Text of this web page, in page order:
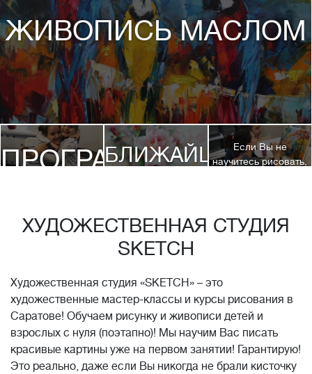
ЖИВОПИСЬ МАСЛОМ
ПРОГРАММЫ
БЛИЖАЙШИЕЕсли Вы не
научитесь рисовать,
стоимость обучения!*
ХУДОЖЕСТВЕННАЯ СТУДИЯ
SKETCH
Художественная студия «SKETCH» – это
художественные мастер-классы и курсы рисования в
Саратове! Обучаем рисунку и живописи детей и
взрослых с нуля (поэтапно)! Мы научим Вас писать
красивые картины уже на первом занятии! Гарантирую!
Это реально, даже если Вы никогда не брали кисточку